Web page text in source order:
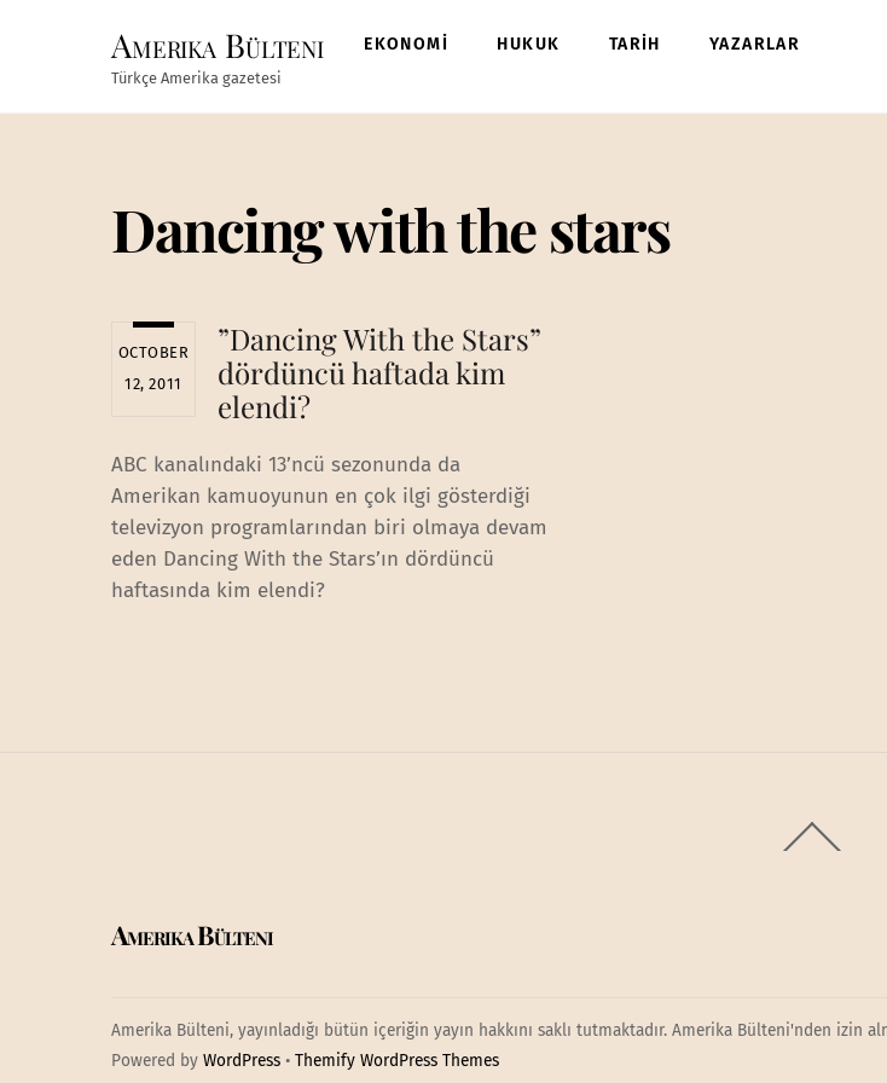
Amerika Bülteni
Türkçe Amerika gazetesi
EKONOMİ HUKUK TARİH YAZARLAR
Dancing with the stars
OCTOBER
12, 2011
”Dancing With the Stars”
dördüncü haftada kim
elendi?
ABC kanalındaki 13’ncü sezonunda da
Amerikan kamuoyunun en çok ilgi gösterdiği
televizyon programlarından biri olmaya devam
eden Dancing With the Stars’ın dördüncü
haftasında kim elendi?
To
Amerika Bülteni
Amerika Bülteni, yayınladığı bütün içeriğin yayın hakkını saklı tutmaktadır. Amerika Bülteni'nden izin
Powered by WordPress • Themify WordPress Themes